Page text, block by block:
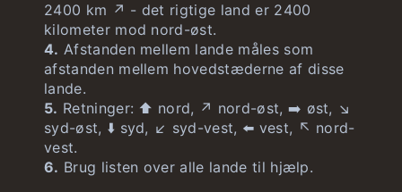
2400 km ↗️ - det rigtige land er 2400
kilometer mod nord-øst.
4. Afstanden mellem lande måles som
afstanden mellem hovedstæderne af disse
lande.
5. Retninger: ⬆️ nord, ↗️ nord-øst, ➡️ øst, ↘️
syd-øst, ⬇️ syd, ↙️ syd-vest, ⬅️ vest, ↖️ nord-
vest.
6. Brug listen over alle lande til hjælp.